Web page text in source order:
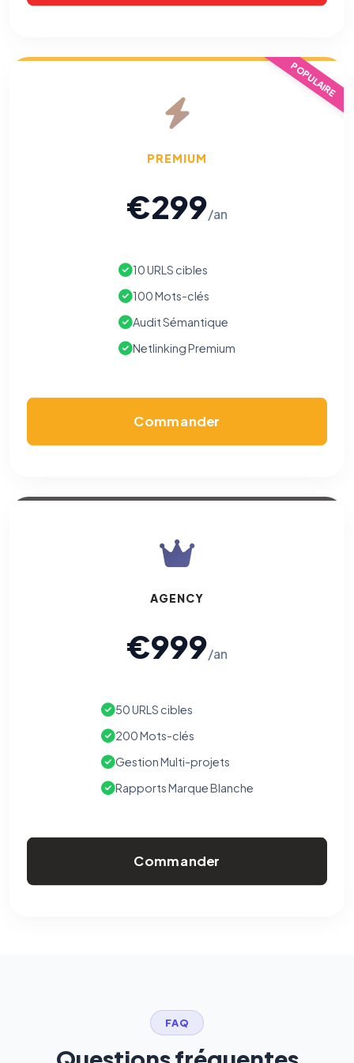
POPULAIRE
PREMIUM
€299/an
10 URLS cibles
100 Mots-clés
Audit Sémantique
Netlinking Premium
Commander
AGENCY
€999/an
50 URLS cibles
200 Mots-clés
Gestion Multi-projets
Rapports Marque Blanche
Commander
FAQ